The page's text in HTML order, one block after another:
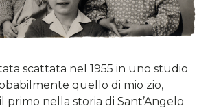
scattata nel 1955 in uno studio
quello di mio zio,
primo nella storia di Sant’Angelo